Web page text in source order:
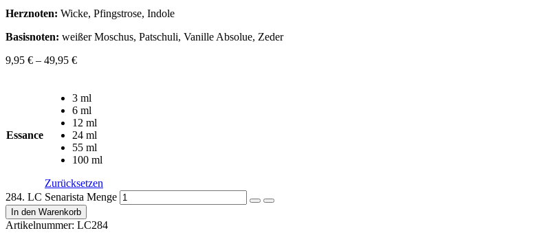
Herznoten: Wicke, Pfingstrose, Indole
Basisnoten: weißer Moschus, Patschuli, Vanille Absolue, Zeder
9,95 € – 49,95 €
Essance
3 ml
6 ml
12 ml
24 ml
55 ml
100 ml
Zurücksetzen
284. LC Senarista Menge
In den Warenkorb
Artikelnummer: LC284